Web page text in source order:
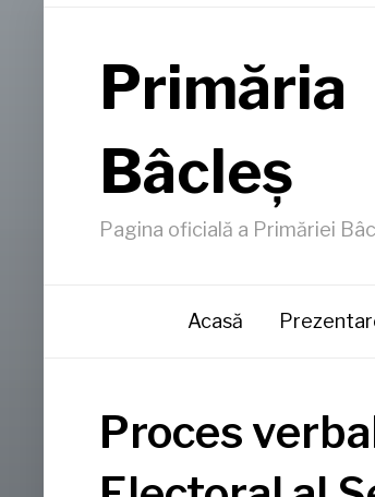
Primăria
Bâcleş
Pagina oficială a Primăriei
Acasă
Proces